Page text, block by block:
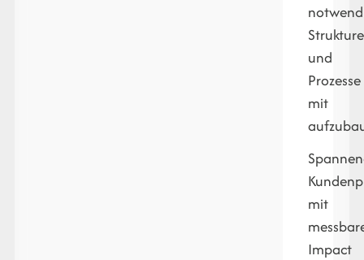
und
Prozesse
mit
mit
Impact